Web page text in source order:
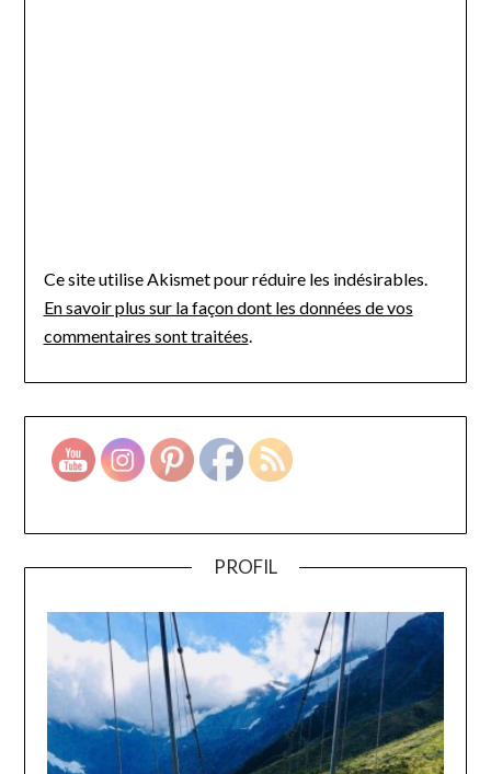
Ce site utilise Akismet pour réduire les indésirables.
En savoir plus sur la façon dont les données de vos
commentaires sont traitées.
PROFIL